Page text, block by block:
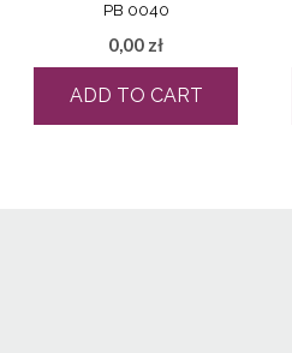
PB 0040
0,00 zł
ADD TO CART